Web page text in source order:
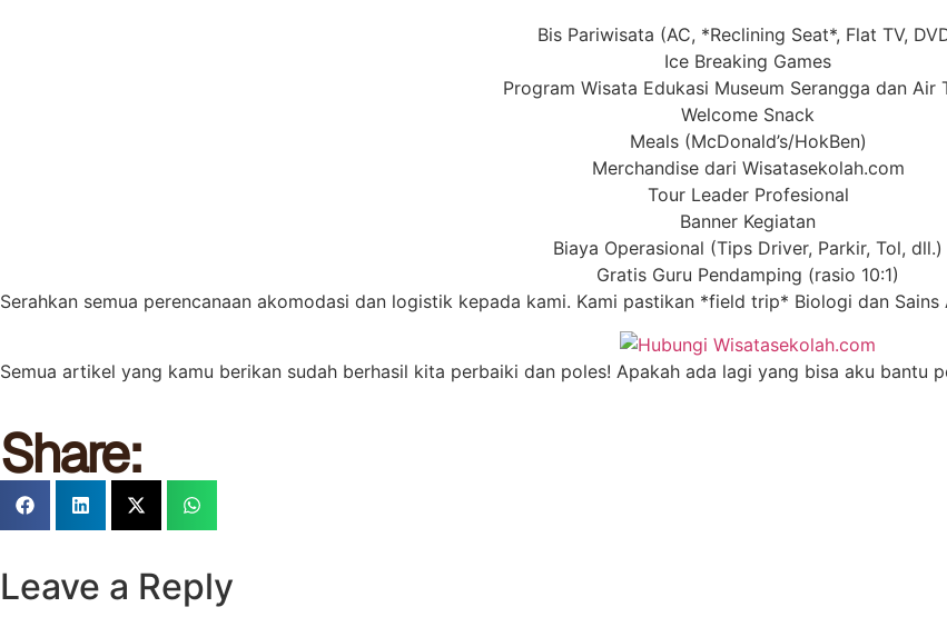
Bis Pariwisata (AC, *Reclining Seat*, Flat TV,
Ice Breaking Games
Program Wisata Edukasi Museum Serangga dan Air
Welcome Snack
Meals (McDonald’s/HokBen)
Merchandise dari Wisatasekolah.com
Tour Leader Profesional
Banner Kegiatan
Biaya Operasional (Tips Driver, Parkir, Tol, dll.)
Gratis Guru Pendamping (rasio 10:1)
Serahkan semua perencanaan akomodasi dan logistik kepada kami. Kami pastikan *field trip* Biologi dan
Semua artikel yang kamu berikan sudah berhasil kita perbaiki dan poles! Apakah ada lagi yang bisa aku bantu
Share:
Leave a Reply